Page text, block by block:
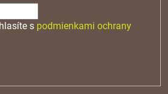
s podmienkami ochrany